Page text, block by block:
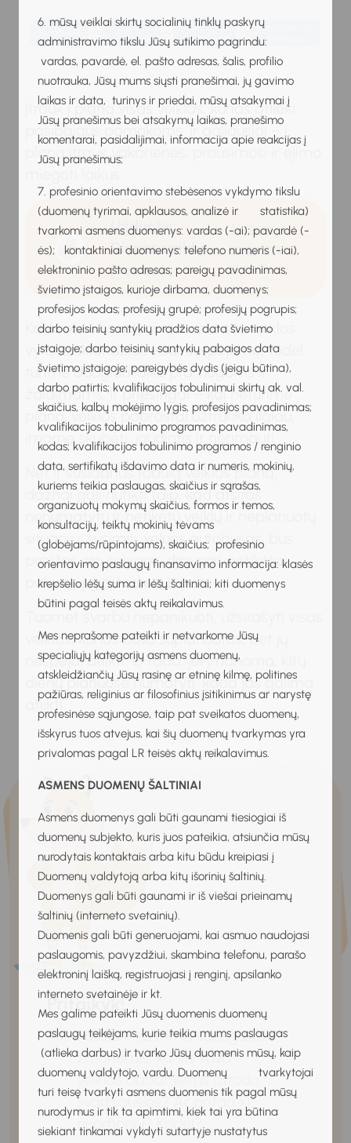
6. mūsų veiklai skirtų socialinių tinklų paskyrų
administravimo tikslu Jūsų sutikimo pagrindu:
vardas, pavardė, el. pašto adresas, šalis, profilio
nuotrauka, Jūsų mums siųsti pranešimai, jų gavimo
laikas ir data, turinys ir priedai, mūsų atsakymai į
Jūsų pranešimus bei atsakymų laikas, pranešimo
komentarai, pasidalijimai, informacija apie reakcijas į
Jūsų pranešimus;
7. profesinio orientavimo stebėsenos vykdymo tikslu
(duomenų tyrimai, apklausos, analizė ir statistika)
tvarkomi asmens duomenys: vardas (-ai); pavardė (-
ės); kontaktiniai duomenys: telefono numeris (-iai),
elektroninio pašto adresas; pareigų pavadinimas,
švietimo įstaigos, kurioje dirbama, duomenys;
profesijos kodas; profesijų grupė; profesijų pogrupis;
darbo teisinių santykių pradžios data švietimo
įstaigoje; darbo teisinių santykių pabaigos data
švietimo įstaigoje; pareigybės dydis (jeigu būtina),
darbo patirtis; kvalifikacijos tobulinimui skirtų ak. val.
skaičius, kalbų mokėjimo lygis, profesijos pavadinimas;
kvalifikacijos tobulinimo programos pavadinimas,
kodas; kvalifikacijos tobulinimo programos / renginio
data, sertifikatų išdavimo data ir numeris, mokinių,
kuriems teikia paslaugas, skaičius ir sąrašas,
organizuotų mokymų skaičius, formos ir temos,
konsultacijų, teiktų mokinių tėvams
(globėjams/rūpintojams), skaičius; profesinio
orientavimo paslaugų finansavimo informacija: klasės
krepšelio lėšų suma ir lėšų šaltiniai; kiti duomenys
būtini pagal teisės aktų reikalavimus.
Mes neprašome pateikti ir netvarkome Jūsų
specialiųjų kategorijų asmens duomenų,
atskleidžiančių Jūsų rasinę ar etninę kilmę, politines
pažiūras, religinius ar filosofinius įsitikinimus ar narystę
profesinėse sąjungose, taip pat sveikatos duomenų,
išskyrus tuos atvejus, kai šių duomenų tvarkymas yra
privalomas pagal LR teisės aktų reikalavimus.
ASMENS DUOMENŲ ŠALTINIAI
Asmens duomenys gali būti gaunami tiesiogiai iš
duomenų subjekto, kuris juos pateikia, atsiunčia mūsų
nurodytais kontaktais arba kitu būdu kreipiasi į
Duomenų valdytoją arba kitų išorinių šaltinių.
Duomenys gali būti gaunami ir iš viešai prieinamų
šaltinių (interneto svetainių).
Duomenis gali būti generuojami, kai asmuo naudojasi
paslaugomis, pavyzdžiui, skambina telefonu, parašo
elektroninį laišką, registruojasi į renginį, apsilanko
interneto svetainėje ir kt.
Mes galime pateikti Jūsų duomenis duomenų
paslaugų teikėjams, kurie teikia mums paslaugas
(atlieka darbus) ir tvarko Jūsų duomenis mūsų, kaip
duomenų valdytojo, vardu. Duomenų tvarkytojai
turi teisę tvarkyti asmens duomenis tik pagal mūsų
nurodymus ir tik ta apimtimi, kiek tai yra būtina
siekiant tinkamai vykdyti sutartyje nustatytus
Įtrauk į planą visas veiklas, kurias atlieki
pasibaigus pamokoms. Ir galiausiai – į
planą įtrauk vakarienės, prausimosi ir ėjimo
Užduotis:
Dienos veiklų
įvairovė
Atsisiųsti
darbalapį
(2.4 MB
)
Kai kruopščiai planuojame, visos veiklos
vyksta sklandžiai, visur suspėjame, todėl
turime daugiau laiko pramogoms ir
žaidimams. Ir priešingai – kai neturime
plano, veiklos paprastai užtrunka ilgiau,
imame skubėti, jaudintis ir nerimauti.
Net ir susidarius tobulą veiklos planą,
dažnai gali nutikti taip, kad atsiras
nenumatytų ir netikėtų veiklų ir neplanuotų
situacijų: susirgsi, vėluos autobusas, bus
prastos oro sąlygos, draugas netikėtai
pakvies į gimtadienį ir pan.
Tuomet svarbu nepanikuoti, užsirašyti visas
veiklas, kurios buvo suplanuotos, bet jų
nespėjai atlikti. O tada, jei įmanoma, kitų
dienų planuose numatyti, kada jas galima
atlikti.
Pritaikyk!
Pasitark su trimis suaugusiais
žmonėmis, kurios tavo
veiklos dabar jiems atrodo
svarbiausios? Ar pritari jų
nuomonei? Kodėl?